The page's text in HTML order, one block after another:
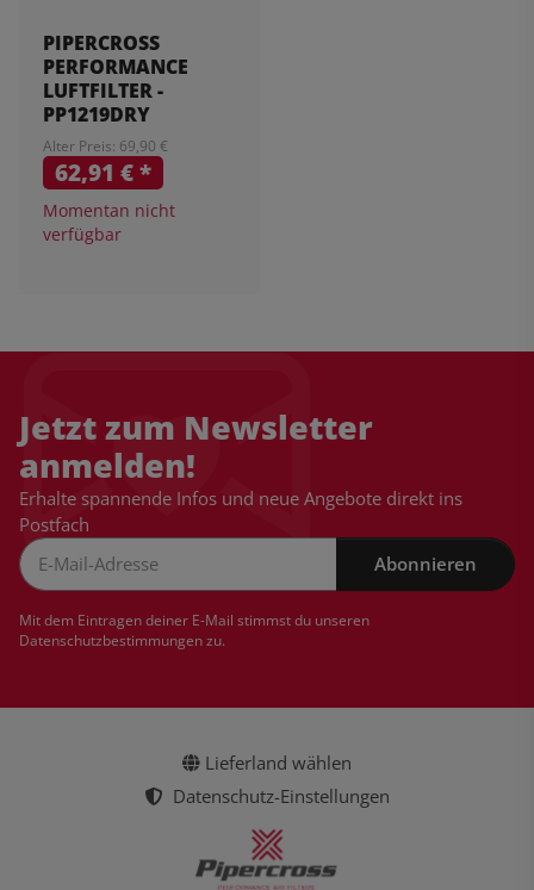
PIPERCROSS
PERFORMANCE
LUFTFILTER -
PP1219DRY
Alter Preis: 69,90 €
62,91 €*
Momentan nicht
verfügbar
Jetzt zum Newsletter
anmelden!
Erhalte spannende Infos und neue Angebote direkt ins
Postfach
Abonnieren
Mit dem Eintragen deiner E-Mail stimmst du unseren
Datenschutzbestimmungenzu.
Lieferland wählen
Datenschutz-Einstellungen